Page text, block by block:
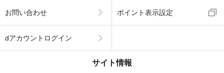
お問い合わせ ポイント表示設定
dアカウントログイン
サイト情報